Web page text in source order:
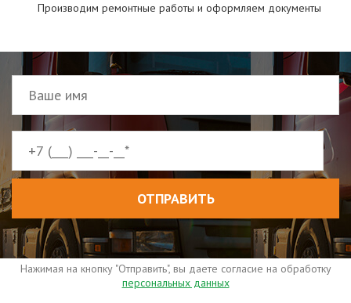
Производим ремонтные работы и оформляем документы
ОТПРАВИТЬ
Нажимая на кнопку "Отправить", вы даете согласие на обработку
персональных данных